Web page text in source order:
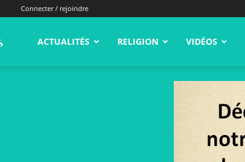
Connecter / rejoindre
alNas.fr ACTUALITÉS RELIGION VIDÉOS